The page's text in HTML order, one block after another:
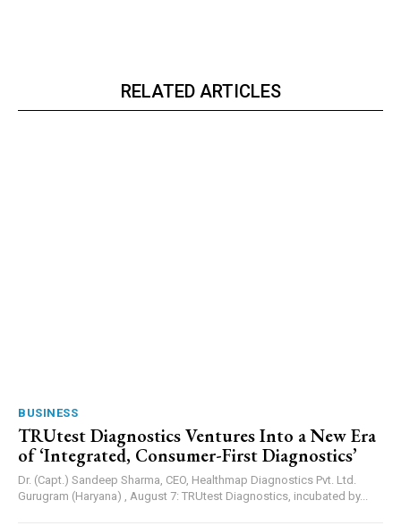
RELATED ARTICLES
BUSINESS
TRUtest Diagnostics Ventures Into a New Era
of ‘Integrated, Consumer-First Diagnostics’
Dr. (Capt.) Sandeep Sharma, CEO, Healthmap Diagnostics Pvt. Ltd.
Gurugram (Haryana) , August 7: TRUtest Diagnostics, incubated by...